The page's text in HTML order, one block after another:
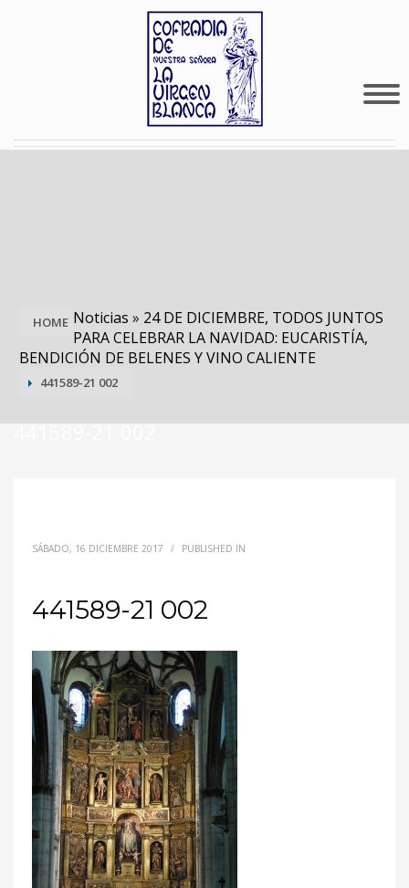
HOME Noticias » 24 DE DICIEMBRE, TODOS JUNTOS
PARA CELEBRAR LA NAVIDAD: EUCARISTÍA,
BENDICIÓN DE BELENES Y VINO CALIENTE
441589-21 002
441589-21 002
SÁBADO, 16 DICIEMBRE 2017 / PUBLISHED IN
441589-21 002